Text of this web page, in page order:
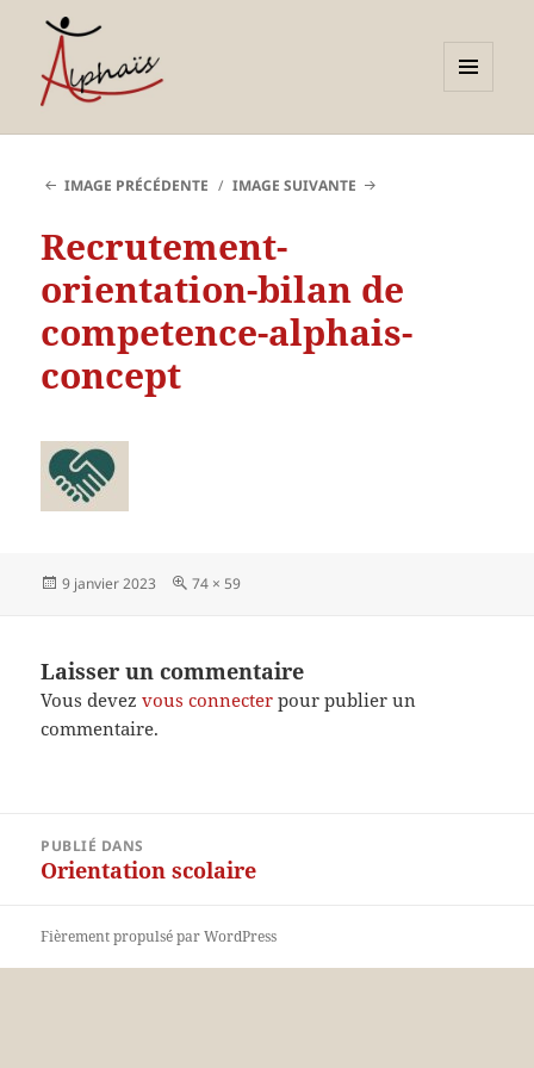
compétences et
orientations adultes et
jeunes
WIDGETS
IMAGE PRÉCÉDENTE IMAGE SUIVANTE
Recrutement-
orientation-bilan de
competence-alphais-
concept
Publié
9 janvier 2023
Taille
74 × 59
Laisser un commentaire
Vous devezvous connecter pour publier un
commentaire.
l’article
PUBLIÉ DANS
Orientation scolaire
Fièrement propulsé par WordPress